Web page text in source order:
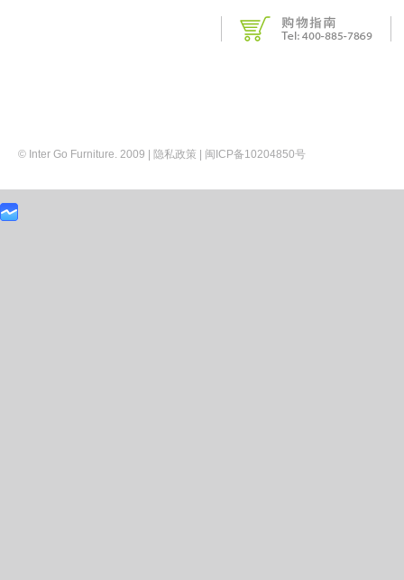
© Inter Go Furniture. 2009 | 隐私政策 | 闽ICP备10204850号